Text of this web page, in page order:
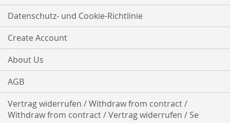
Newsletter
an:
Datenschutz- und Cookie-Richtlinie
Create Account
About Us
AGB
Vertrag widerrufen / Withdraw from contract /
Withdraw from contract / Vertrag widerrufen / Se